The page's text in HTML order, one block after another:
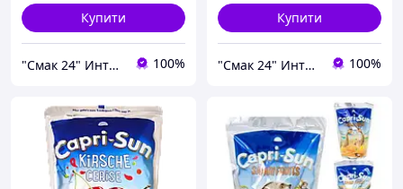
Купити
"Смак 24" Интернет-магазин 100%
Купити
"Смак 24" Интернет-магазин 100%